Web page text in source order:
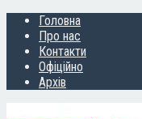
Головна
Про нас
Контакти
Офіційно
Архів